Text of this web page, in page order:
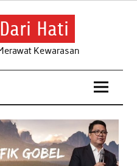
Hati
Kewarasan